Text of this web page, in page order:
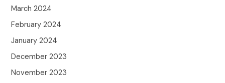
March 2024
February 2024
January 2024
December 2023
November 2023